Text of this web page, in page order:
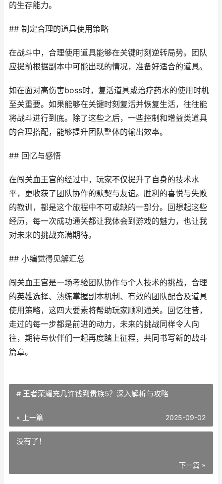
的生存能力。
## 制定合理的道具使用策略
在战斗中，合理使用道具能够在关键时刻逆转局势。团队
应提前根据副本中可能出现的情况，准备好适合的道具。
如在面对高伤害boss时，复活道具或治疗药水的使用时机
至关重要。如果能够在关键时刻复活并恢复生活，往往能
将战斗进行到底。除了这些之后，一些控制和增益类道具
的合理搭配，能够提升团队整体的输出效率。
## 回忆与感悟
在闯关血王宫的经过中，玩家不仅提升了自身的技术水
平，更收获了团队协作的默契与友谊。胜利的喜悦与失败
的教训，都是这个旅程中不可或缺的一部分。回想起这些
经历，每一次成功通关都让我体会到游戏的魅力，也让我
对未来的挑战充满期待。
## 小编觉得见解汇总
闯关血王宫是一场考验团队协作与个人技术的挑战，合理
的英雄选择、熟练掌握副本机制、有效的团队配合及道具
使用策略，这四大要素将帮助玩家顺利通关。回忆往昔，
走过的每一步都是前进的动力，未来的挑战同样令人向
往，期待与伙伴们一起再度踏上征程，共同书写新的战斗
篇章。
# 王者荣耀充几许钱到贵族5？深入解析与攻略
« 上一篇 2025-09-02
没有了！
下一篇 »